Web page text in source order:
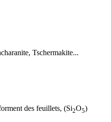
Tschermakite...
des feuillets, (Si2O5)